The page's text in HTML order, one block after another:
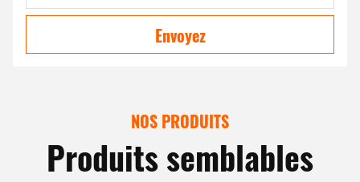
Envoyez
NOS PRODUITS
Produits semblables